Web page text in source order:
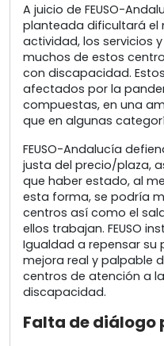
A juicio de FEUSO-
planteada dificultará el
actividad, los servicios
muchos de estos
con discapacidad.
afectados por la
compuestas, en una
que en algunas
FEUSO-Andalucía
justa del precio/plaza,
que haber estado, al
esta forma, se podría
centros así como el
ellos trabajan. FEUSO
Igualdad a repensar su
mejora real y palpable
centros de atención a
discapacidad.
Falta de diálogo